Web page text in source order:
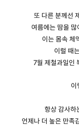
또 다른 분께선
여름에는 땀을
이는 몸속 체
이럴 때
7월 제철과일인
이
항상 감사하
언제나 더 높은 만족